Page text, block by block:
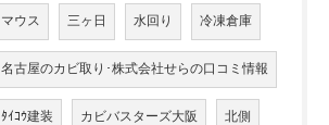
マウス 三ヶ日 水回り 冷凍倉庫
名古屋のカビ取り･株式会社せらの口コミ情報
ﾀｲｺｳ建装 カビバスターズ大阪 北側